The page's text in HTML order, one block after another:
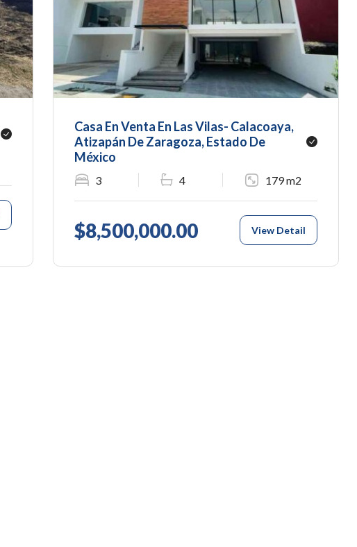
Casa En Venta En Las Vilas- Calacoaya,
Atizapán De Zaragoza, Estado De
México
3 4 179 m2
$8,500,000.00 View Detail